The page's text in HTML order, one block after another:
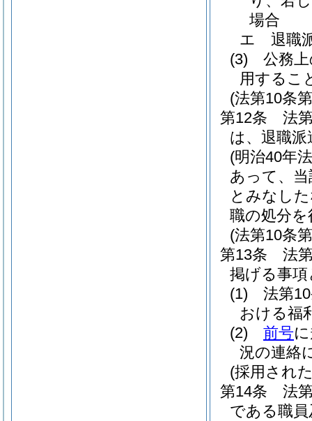
場合
エ
退職
(3)
公務
用するこ
(法第10条
第12条
法
は、退職
(明治40年
あって、
とみなし
職の処分
(法第10条
第13条
法
掲げる事
(1)
法第
おける福
(2)
前号
況の連絡
(採用され
第14条
法
である職